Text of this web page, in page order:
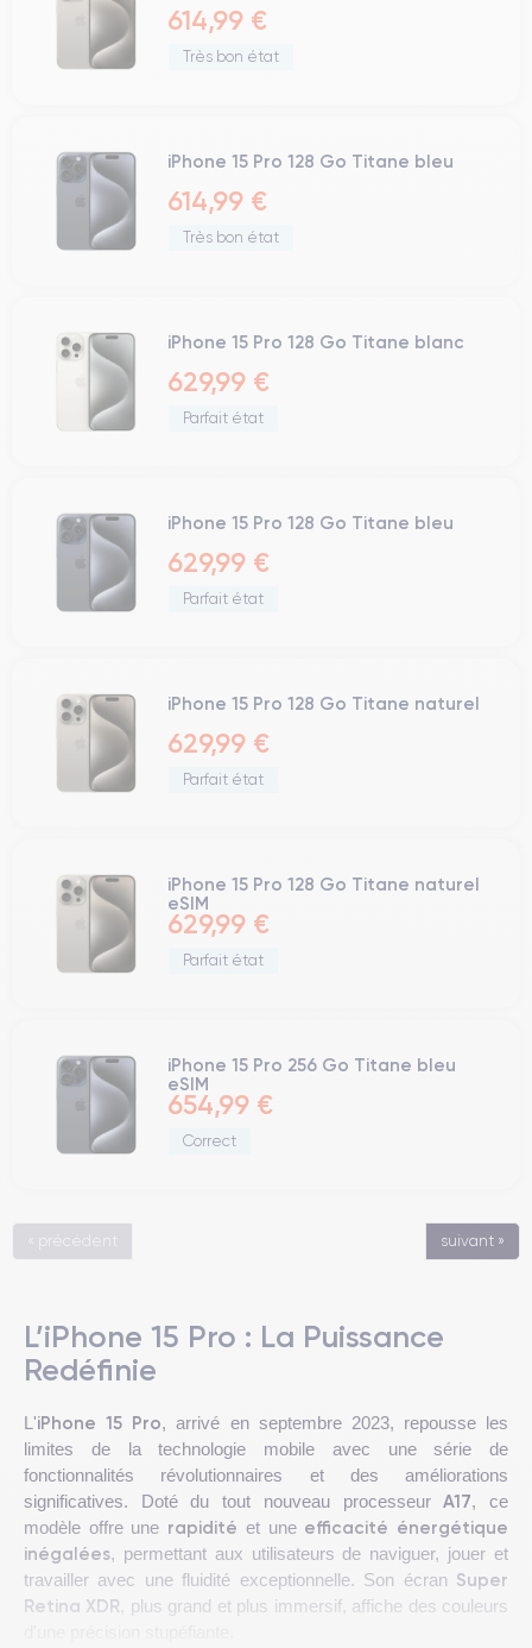
614,99 €
Très bon état
iPhone 15 Pro 128 Go Titane bleu
614,99 €
Très bon état
iPhone 15 Pro 128 Go Titane blanc
629,99 €
Parfait état
iPhone 15 Pro 128 Go Titane bleu
629,99 €
Parfait état
iPhone 15 Pro 128 Go Titane naturel
629,99 €
Parfait état
iPhone 15 Pro 128 Go Titane naturel
eSIM
629,99 €
Parfait état
iPhone 15 Pro 256 Go Titane bleu
eSIM
654,99 €
Correct
« précédent suivant »
L’iPhone 15 Pro : La Puissance
Redéfinie
L'iPhone 15 Pro, arrivé en septembre 2023, repousse les
limites de la technologie mobile avec une série de
fonctionnalités révolutionnaires et des améliorations
significatives. Doté du tout nouveau processeurA17, ce
modèle offre une rapidité et une efficacité énergétique
inégalées, permettant aux utilisateurs de naviguer, jouer et
travailler avec une fluidité exceptionnelle. Son écran Super
Retina XDR, plus grand et plus immersif, affiche des couleurs